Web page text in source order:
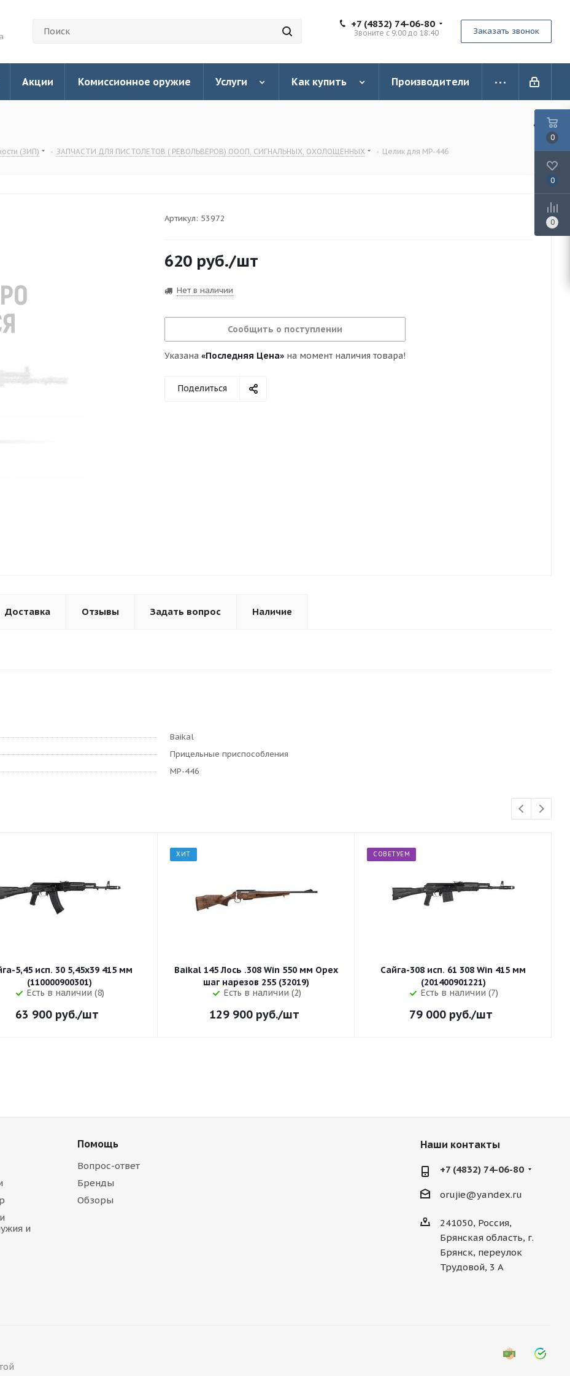
+7 (4832) 74-06-80
Звоните с 9:00 до 18:40 Заказать звонок
Акции Комиссионное оружие Услуги Как купить Производители
(ЗИП) - ЗАПЧАСТИ ДЛЯ ПИСТОЛЕТОВ ( РЕВОЛЬВЕРОВ) ОООП, СИГНАЛЬНЫХ, ОХОЛОЩЕННЫХ - Целик для МР-446
Артикул: 53972
620 руб./шт
Нет в наличии
Сообщить о поступлении
Указана «Последняя Цена» на момент наличия товара!
Поделиться
Доставка Отзывы Задать вопрос Наличие
Baikal
Прицельные приспособления
МР-446
5,45 исп. 30 5,45x39 415 мм
(110000900301)
Есть в наличии (8)
63 900 руб./шт
ХИТ
Baikal 145 Лось .308 Win 550 мм Орех
шаг нарезов 255 (32019)
Есть в наличии (2)
129 900руб./шт
СОВЕТУЕМ
Сайга-308 исп. 61 308 Win 415 мм
(201400901221)
Есть в наличии (7)
79 000 руб./шт
и
Помощь
Вопрос-ответ
Бренды
Обзоры
Наши контакты
+7 (4832) 74-06-80
orujie@yandex.ru
241050, Россия,
Брянская область, г.
Брянск, переулок
Трудовой, 3 А
0
0
0